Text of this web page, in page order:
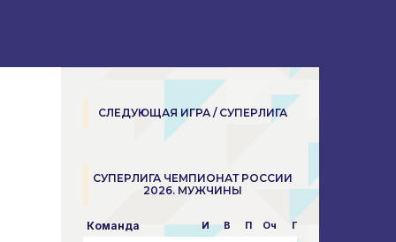
СЛЕДУЮЩАЯ ИГРА / СУПЕРЛИГА
СУПЕРЛИГА ЧЕМПИОНАТ РОССИИ
2026. МУЖЧИНЫ
Команда И В П Оч Пар